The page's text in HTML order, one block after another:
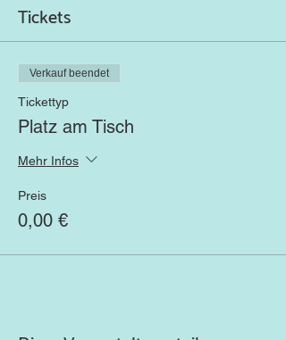
Tickets
Verkauf beendet
Tickettyp
Platz am Tisch
Mehr Infos
Preis
0,00 €